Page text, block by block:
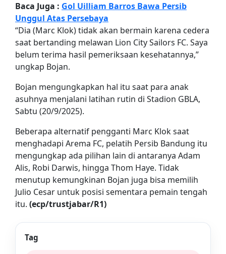
Baca Juga : Gol Uilliam Barros Bawa Persib
Unggul Atas Persebaya
“Dia (Marc Klok) tidak akan bermain karena cedera
saat bertanding melawan Lion City Sailors FC. Saya
belum terima hasil pemeriksaan kesehatannya,”
ungkap Bojan.
Bojan mengungkapkan hal itu saat para anak
asuhnya menjalani latihan rutin di Stadion GBLA,
Sabtu (20/9/2025).
Beberapa alternatif pengganti Marc Klok saat
menghadapi Arema FC, pelatih Persib Bandung itu
mengungkap ada pilihan lain di antaranya Adam
Alis, Robi Darwis, hingga Thom Haye. Tidak
menutup kemungkinan Bojan juga bisa memilih
Julio Cesar untuk posisi sementara pemain tengah
itu. (ecp/trustjabar/R1)
Tag